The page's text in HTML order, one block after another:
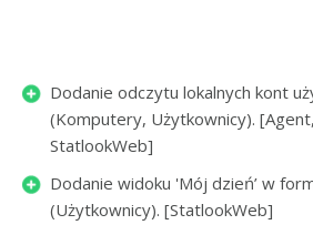
Dodanie odczytu lokalnych kont
(Komputery, Użytkownicy).
StatlookWeb]
Dodanie widoku 'Mój dzień’ w
(Użytkownicy). [StatlookWeb]